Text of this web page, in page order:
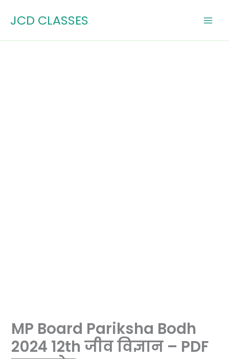
JCD CLASSES
MP Board Pariksha Bodh
2024 12th जीव विज्ञान – PDF